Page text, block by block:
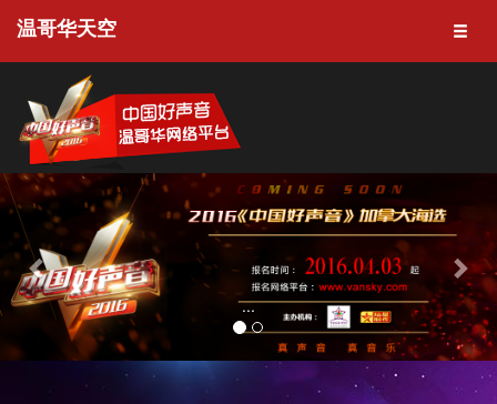
温哥华天空
...
Previous